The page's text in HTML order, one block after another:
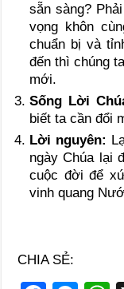
sẵn sàng?
vọng khôn
chuẩn bị và
đến thì chúng
mới.
Sống Lời
biết ta cần đổi
Lời nguyên:
ngày Chúa lại
cuộc đời để
vinh quang
CHIA SẺ: